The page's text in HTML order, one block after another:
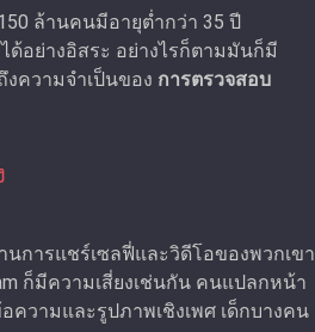
ล้านคนมีอายุต่ำกว่า 35 ปี
อย่างอิสระ อย่างไรก็ตามมันก็มี
ความจําเป็นของ การตรวจสอบ
การแชร์เซลฟี่และวิดีโอของพวกเขา
ก็มีความเสี่ยงเช่นกัน คนแปลกหน้า
ความและรูปภาพเชิงเพศ เด็กบางคน